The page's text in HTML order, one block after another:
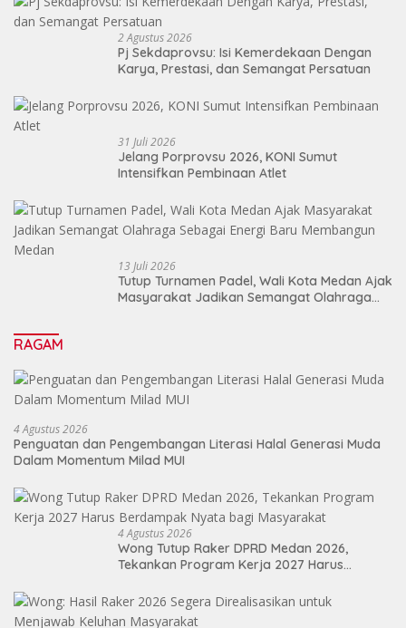
2 Agustus 2026
Pj Sekdaprovsu: Isi Kemerdekaan Dengan
Karya, Prestasi, dan Semangat Persatuan
31 Juli 2026
Jelang Porprovsu 2026, KONI Sumut
Intensifkan Pembinaan Atlet
13 Juli 2026
Tutup Turnamen Padel, Wali Kota Medan Ajak
Masyarakat Jadikan Semangat Olahraga
RAGAM
4 Agustus 2026
Penguatan dan Pengembangan Literasi Halal Generasi Muda
Dalam Momentum Milad MUI
4 Agustus 2026
Wong Tutup Raker DPRD Medan 2026,
Tekankan Program Kerja 2027 Harus